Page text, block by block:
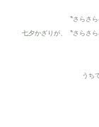
〝さらさ
七夕かざりが、〝さらさ
うち